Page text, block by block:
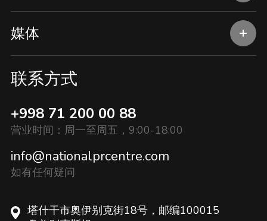
媒体
联系方式
+998 71 200 00 88
营业时间：周一至周五，9:00-18:00
info@nationalprcentre.com
如有任何疑问
塔什干市奥伊别克街18号，邮编100015